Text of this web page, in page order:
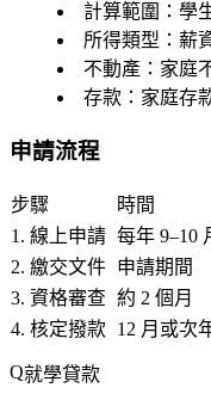
計算範圍：學
所得類型：薪
不動產：家庭
存款：家庭存
申請流程
步驟 時間
1. 線上申請 每年 9–10
2. 繳交文件 申請期間
3. 資格審查 約 2 個月
4. 核定撥款 12 月或次
就學貸款